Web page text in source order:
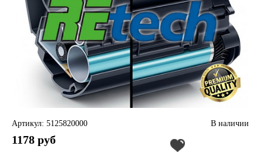
Артикул: 5125820000 В наличии
1178 руб